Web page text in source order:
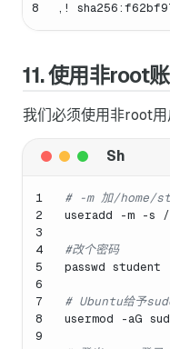
8
,!
11. 使用非root
我们必须使用非root
1
2
3
4
5
6
7
8
9
# -m 加/
useradd -m -s
#改个密码
passwd student
# Ubuntu给予
usermod -aG